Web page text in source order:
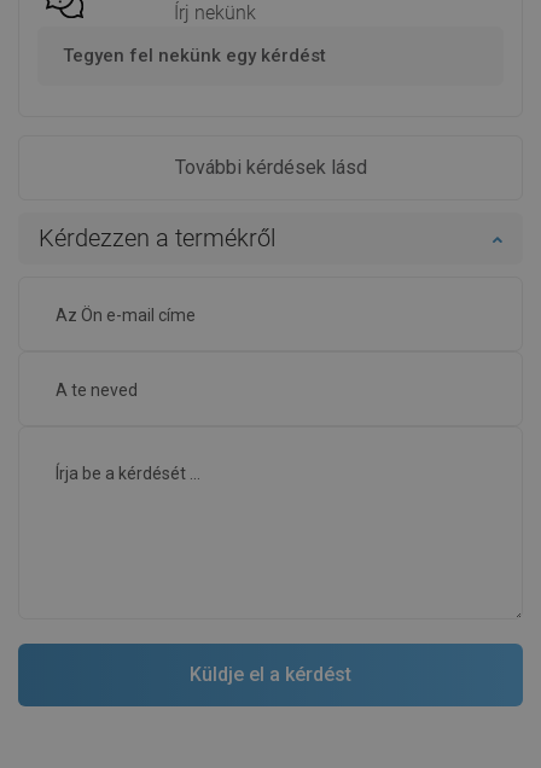
Írj nekünk
Tegyen fel nekünk egy kérdést
További kérdések lásd
Kérdezzen a termékről